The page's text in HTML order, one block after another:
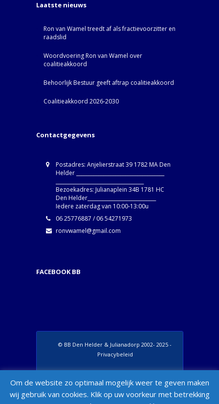
Laatste nieuws
Ron van Wamel treedt af als fractievoorzitter en
raadslid
Woordvoering Ron van Wamel over
coalitieakkoord
Behoorlijk Bestuur geeft aftrap coalitieakkoord
Coalitieakkoord 2026-2030
Contactgegevens
Postadres: Anjelierstraat 39 1782 MA Den
Helder ____________________________________
Bezoekadres: Julianaplein 34B 1781 HC
Den Helder____________________________
Iedere zaterdag van 10:00-13:00u
06 25776887 / 06 54271973
ronvwamel@gmail.com
FACEBOOK BB
© BB Den Helder & Julianadorp 2002- 2025 -
Privacybeleid
Appearance > Menus > "Manage Locations"
Om de website zo optimaal mogelijk weer te geven maken
wij gebruik van cookies. Klik op uw voorkeur met betrekking